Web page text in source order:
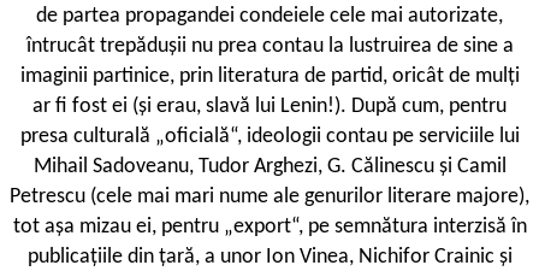
de partea propagandei condeiele cele mai autorizate,
întrucât trepădușii nu prea contau la lustruirea de sine a
imaginii partinice, prin literatura de partid, oricât de mulți
ar fi fost ei (și erau, slavă lui Lenin!). După cum, pentru
presa culturală „oficială“, ideologii contau pe serviciile lui
Mihail Sadoveanu, Tudor Arghezi, G. Călinescu și Camil
Petrescu (cele mai mari nume ale genurilor literare majore),
tot așa mizau ei, pentru „export“, pe semnătura interzisă în
publicațiile din țară, a unor Ion Vinea, Nichifor Crainic și